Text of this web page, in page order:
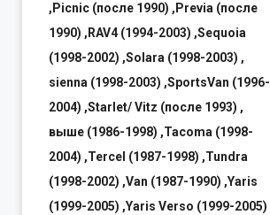
,Picnic (после 1990) ,Previa (после
1990) ,RAV4 (1994-2003) ,Sequoia
(1998-2002) ,Solara (1998-2003) ,
sienna (1998-2003) ,SportsVan (1996-
2004) ,Starlet/ Vitz (после 1993) ,
выше (1986-1998) ,Tacoma (1998-
2004) ,Tercel (1987-1998) ,Tundra
(1998-2002) ,Van (1987-1990) ,Yaris
(1999-2005) ,Yaris Verso (1999-2005)